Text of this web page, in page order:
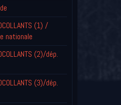
(1) /
nationale
(2)/dép.
(3)/dép.